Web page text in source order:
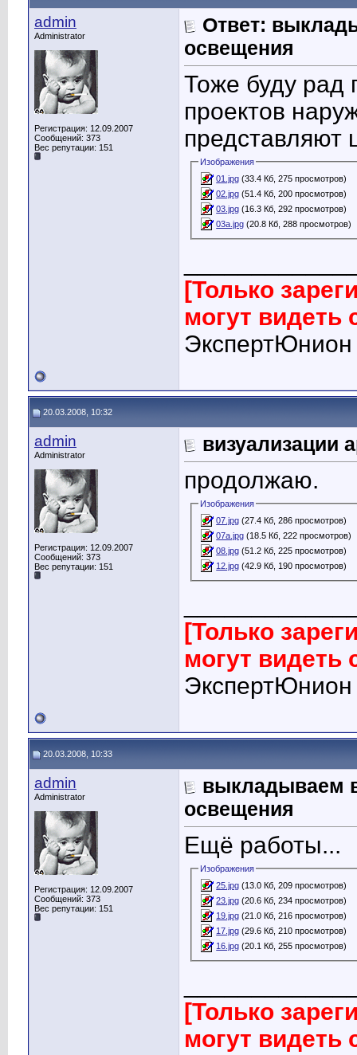
admin
Administrator
Регистрация: 12.09.2007
Сообщений: 373
Вес репутации: 151
Ответ:
освещения
Тоже буду рад
проектов
представляют
Изображения
01.jpg (33.4 Кб, 275 просмотров)
02.jpg (51.4 Кб, 200 просмотров)
03.jpg (16.3 Кб, 292 просмотров)
03a.jpg (20.8 Кб, 288 просмотров)
[Только
могут
ЭкспертЮнион
20.03.2008, 10:32
admin
Administrator
Регистрация: 12.09.2007
Сообщений: 373
Вес репутации: 151
визуализации
продолжаю.
Изображения
07.jpg (27.4 Кб, 286 просмотров)
07a.jpg (18.5 Кб, 222 просмотров)
08.jpg (51.2 Кб, 225 просмотров)
12.jpg (42.9 Кб, 190 просмотров)
[Только
могут
ЭкспертЮнион
20.03.2008, 10:33
admin
Administrator
Регистрация: 12.09.2007
Сообщений: 373
Вес репутации: 151
выкладываем
освещения
Ещё работы...
Изображения
25.jpg (13.0 Кб, 209 просмотров)
23.jpg (20.6 Кб, 234 просмотров)
19.jpg (21.0 Кб, 216 просмотров)
17.jpg (29.6 Кб, 210 просмотров)
16.jpg (20.1 Кб, 255 просмотров)
[Только
могут